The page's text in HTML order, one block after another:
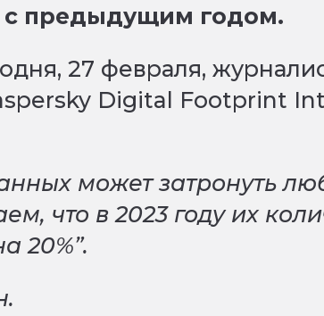
предыдущим годом.
27 февраля,
Digital Footprint
может затронуть
что в 2023 году их
20%”.